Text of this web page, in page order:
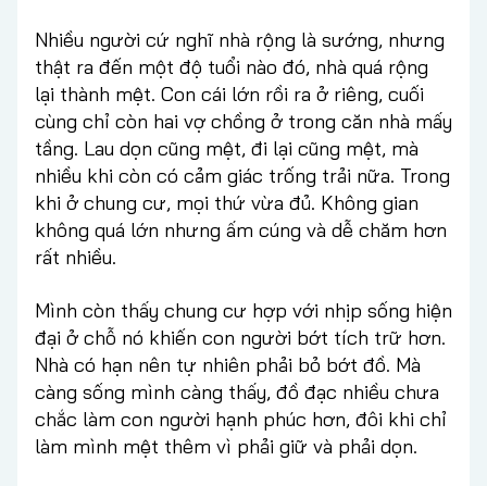
Nhiều người cứ nghĩ nhà rộng là sướng, nhưng
thật ra đến một độ tuổi nào đó, nhà quá rộng
lại thành mệt. Con cái lớn rồi ra ở riêng, cuối
cùng chỉ còn hai vợ chồng ở trong căn nhà mấy
tầng. Lau dọn cũng mệt, đi lại cũng mệt, mà
nhiều khi còn có cảm giác trống trải nữa. Trong
khi ở chung cư, mọi thứ vừa đủ. Không gian
không quá lớn nhưng ấm cúng và dễ chăm hơn
rất nhiều.
Mình còn thấy chung cư hợp với nhịp sống hiện
đại ở chỗ nó khiến con người bớt tích trữ hơn.
Nhà có hạn nên tự nhiên phải bỏ bớt đồ. Mà
càng sống mình càng thấy, đồ đạc nhiều chưa
chắc làm con người hạnh phúc hơn, đôi khi chỉ
làm mình mệt thêm vì phải giữ và phải dọn.